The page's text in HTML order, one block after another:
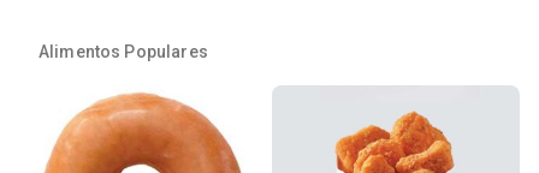
Alimentos Populares